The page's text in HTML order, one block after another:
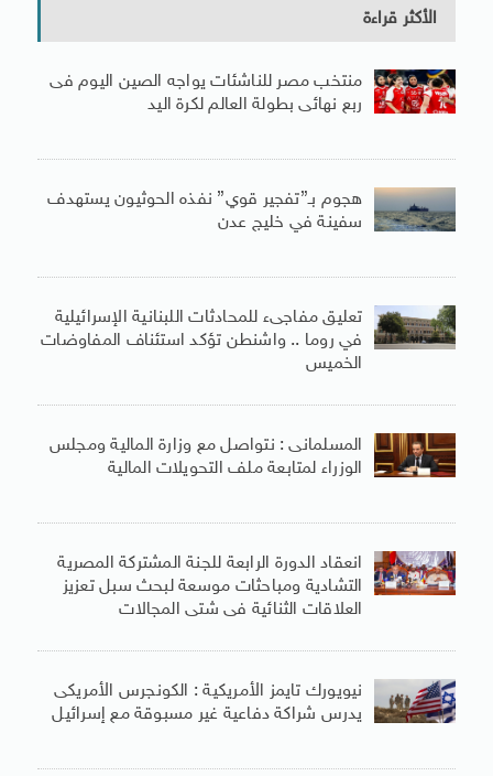
الأكثر قراءة
منتخب مصر للناشئات يواجه الصين اليوم فى
ربع نهائى بطولة العالم لكرة اليد
هجوم بـ”تفجير قوي” نفذه الحوثيون يستهدف
سفينة في خليج عدن
تعليق مفاجىء للمحادثات اللبنانية الإسرائيلية
في روما .. واشنطن تؤكد استئناف المفاوضات
الخميس
المسلمانى : نتواصل مع وزارة المالية ومجلس
الوزراء لمتابعة ملف التحويلات المالية
انعقاد الدورة الرابعة للجنة المشتركة المصرية
التشادية ومباحثات موسعة لبحث سبل تعزيز
العلاقات الثنائية فى شتى المجالات
نيويورك تايمز الأمريكية : الكونجرس الأمريكى
يدرس شراكة دفاعية غير مسبوقة مع إسرائيل